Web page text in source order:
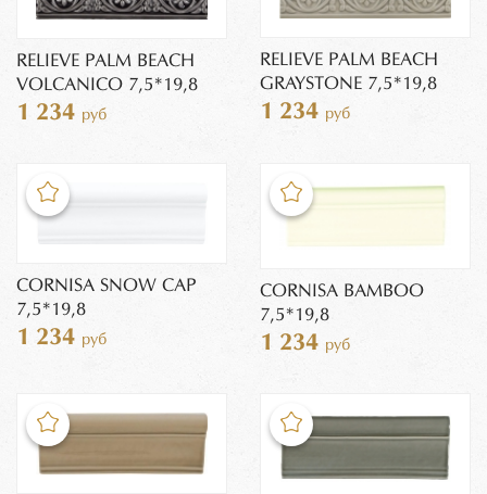
RELIEVE PALM BEACH
VOLCANICO 7,5*19,8
1 234 руб
RELIEVE PALM BEACH
GRAYSTONE 7,5*19,8
1 234 руб
CORNISA SNOW CAP
7,5*19,8
1 234 руб
CORNISA BAMBOO
7,5*19,8
1 234 руб